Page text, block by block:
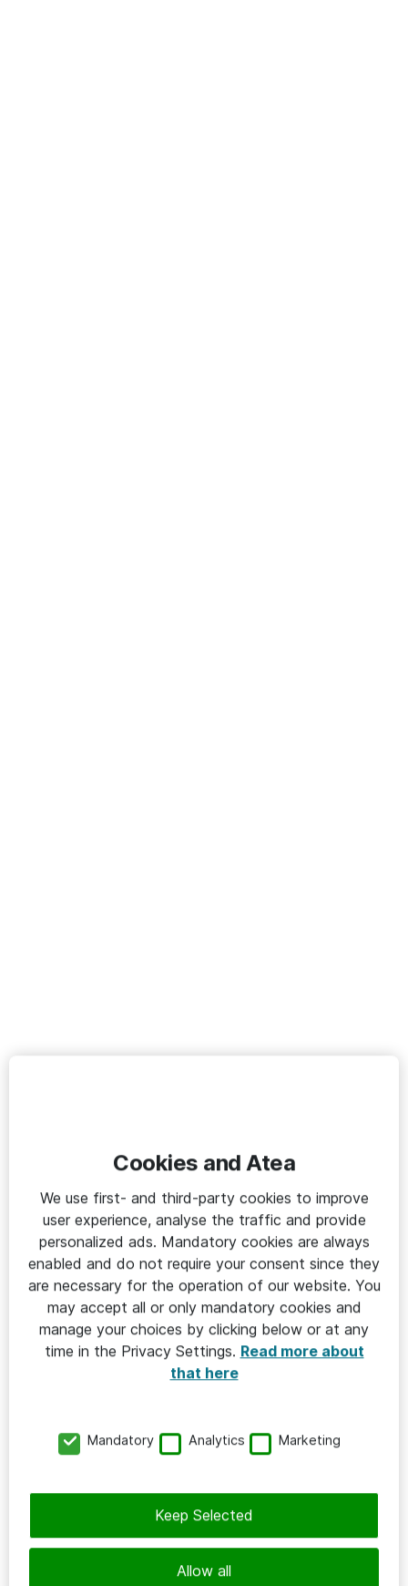
Cookies and Atea
We use first- and third-party cookies to improve
user experience, analyse the traffic and provide
personalized ads. Mandatory cookies are always
enabled and do not require your consent since they
are necessary for the operation of our website. You
may accept all or only mandatory cookies and
manage your choices by clicking below or at any
time in the Privacy Settings. Read more about
that here
Mandatory Analytics Marketing
Allow all
Keep Selected